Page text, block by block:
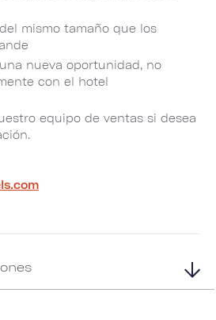
mismo tamaño que los
nueva oportunidad, no
con el hotel
equipo de ventas si desea